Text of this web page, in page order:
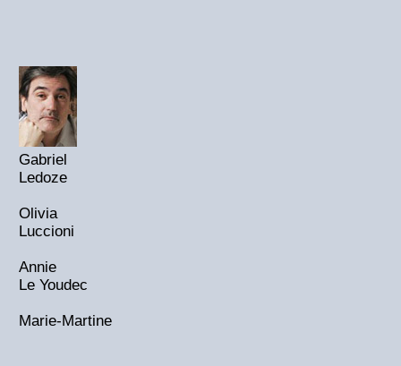
Gabriel
Ledoze
Olivia
Luccioni
Annie
Le Youdec
Marie-Martine